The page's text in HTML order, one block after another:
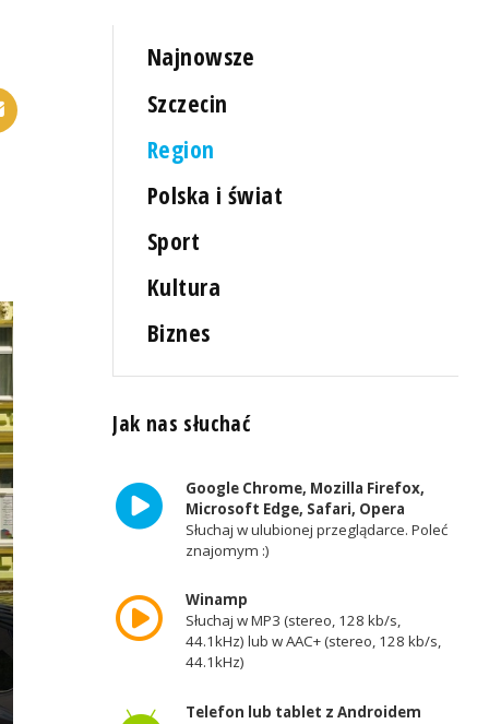
Najnowsze
Szczecin
Region
Polska i świat
Sport
Kultura
Biznes
Jak nas słuchać
Google Chrome, Mozilla Firefox,
Microsoft Edge, Safari, Opera
Słuchaj w ulubionej przeglądarce. Poleć
znajomym :)
Winamp
Słuchaj w MP3 (stereo, 128 kb/s,
44.1kHz) lub w AAC+ (stereo, 128 kb/s,
44.1kHz)
Telefon lub tablet z Androidem